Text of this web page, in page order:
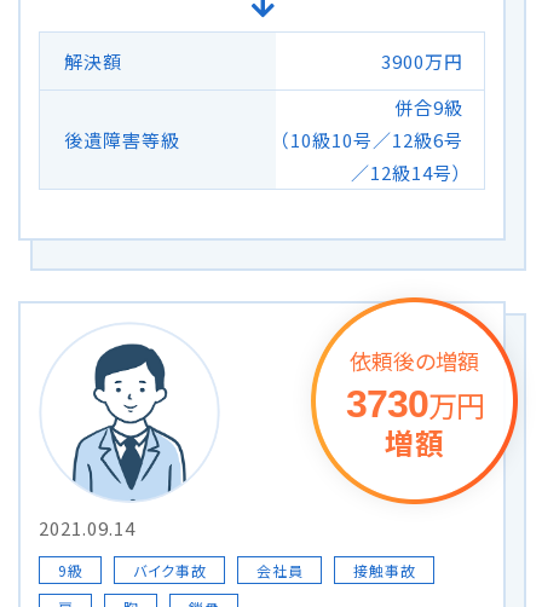
解決額 3900万円
後遺障害等級
併合9級
（10級10号／12級6号
／12級14号）
2021.09.14
9級 バイク事故 会社員
接触事故
依頼後の増額
3730万円
増額